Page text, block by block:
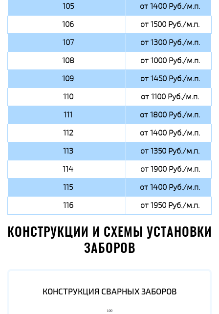
105
от 1400 Руб./м.п.
106
от 1500 Руб./м.п.
107
от 1300 Руб./м.п.
108
от 1000 Руб./м.п.
109
от 1450 Руб./м.п.
110
от 1100 Руб./м.п.
111
от 1800 Руб./м.п.
112
от 1400 Руб./м.п.
113
от 1350 Руб./м.п.
114
от 1900 Руб./м.п.
115
от 1400 Руб./м.п.
116
от 1950 Руб./м.п.
КОНСТРУКЦИИ И СХЕМЫ УСТАНОВКИ
ЗАБОРОВ
КОНСТРУКЦИЯ СВАРНЫХ ЗАБОРОВ